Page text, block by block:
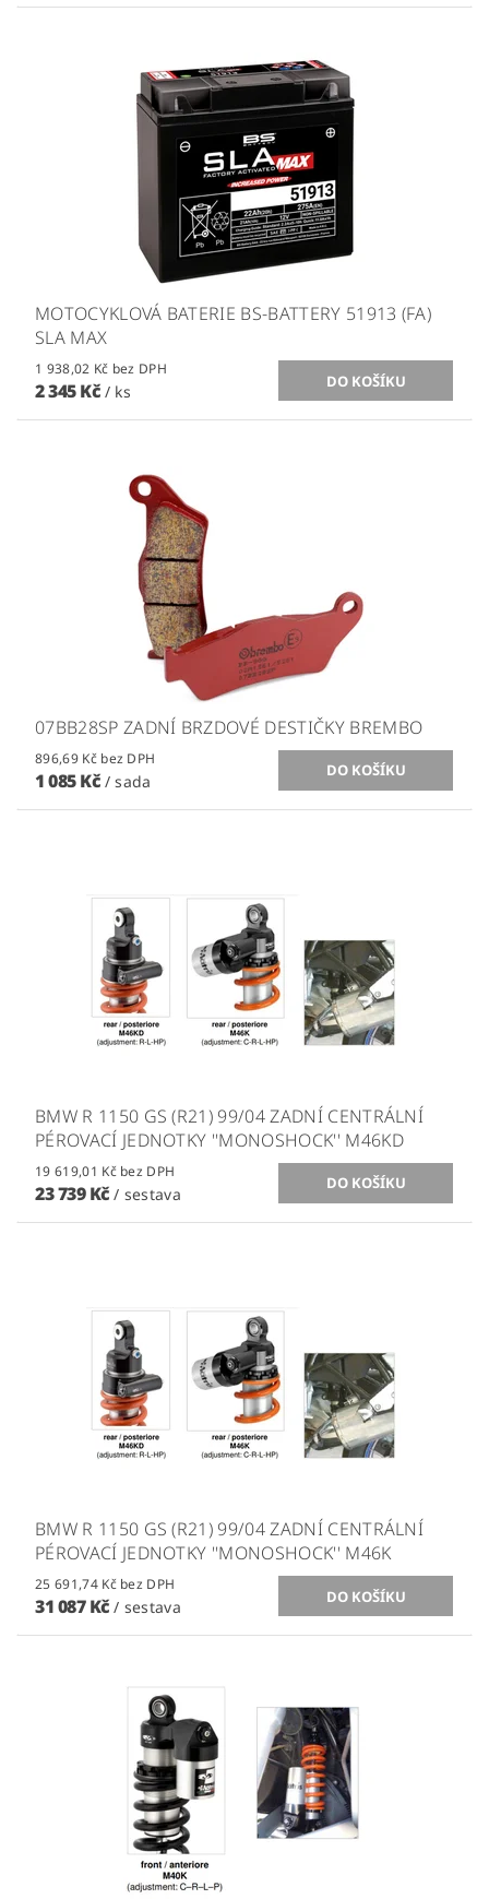
MOTOCYKLOVÁ BATERIE BS-BATTERY 51913 (FA)
SLA MAX
1 938,02 Kč bez DPH
2 345 Kč / ks
07BB28SP ZADNÍ BRZDOVÉ DESTIČKY BREMBO
896,69 Kč bez DPH
1 085 Kč / sada
BMW R 1150 GS (R21) 99/04 ZADNÍ CENTRÁLNÍ
PÉROVACÍ JEDNOTKY ''MONOSHOCK'' M46KD
19 619,01 Kč bez DPH
23 739 Kč/ sestava
BMW R 1150 GS (R21) 99/04 ZADNÍ CENTRÁLNÍ
PÉROVACÍ JEDNOTKY ''MONOSHOCK'' M46K
25 691,74 Kč bez DPH
31 087 Kč/ sestava